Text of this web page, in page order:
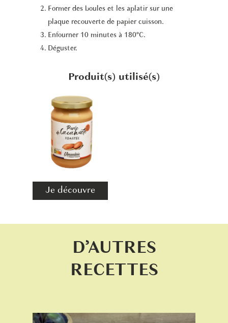
Former des boules et les aplatir sur une
plaque recouverte de papier cuisson.
Enfourner 10 minutes à 180°C.
Déguster.
Produit(s) utilisé(s)
Je découvre
D’AUTRES
RECETTES